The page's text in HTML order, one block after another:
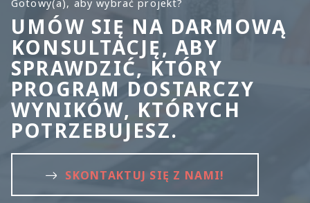
Gotowy(a), aby wybrać projekt?
UMÓW SIĘ NA DARMOWĄ
KONSULTACJĘ, ABY
SPRAWDZIĆ, KTÓRY
PROGRAM DOSTARCZY
WYNIKÓW, KTÓRYCH
POTRZEBUJESZ.
SKONTAKTUJ SIĘ Z NAMI!